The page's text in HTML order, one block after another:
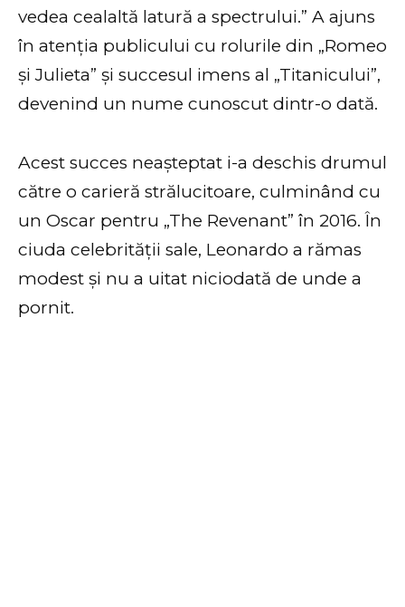
vedea cealaltă latură a spectrului.” A ajuns
în atenția publicului cu rolurile din „Romeo
și Julieta” și succesul imens al „Titanicului”,
devenind un nume cunoscut dintr-o dată.
Acest succes neașteptat i-a deschis drumul
către o carieră strălucitoare, culminând cu
un Oscar pentru „The Revenant” în 2016. În
ciuda celebrității sale, Leonardo a rămas
modest și nu a uitat niciodată de unde a
pornit.